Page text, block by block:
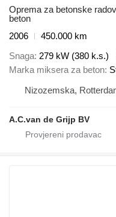
Oprema za betonske
beton
2006
450.000 km
Snaga 279 kW (380 k.s.)
Marka miksera za beton
Nizozemska,
A.C.van de Grijp BV